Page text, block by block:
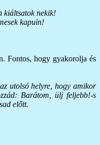
kiáltsatok nekik!
kapuin!
Fontos, hogy gyakorolja és
utolsó helyre, hogy amikor
Barátom, ülj feljebb!-s
előtt.